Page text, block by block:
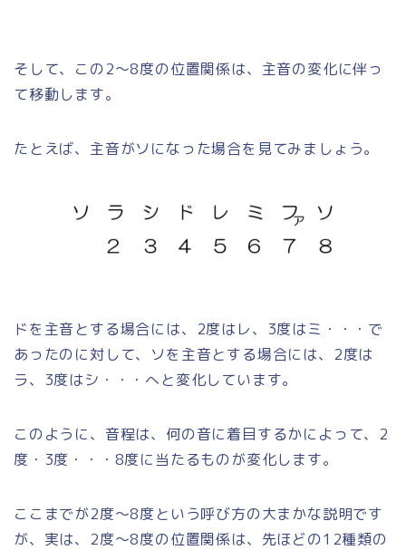
そして、この2～8度の位置関係は、主音の変化に伴っ
て移動します。
たとえば、主音がソになった場合を見てみましょう。
ドを主音とする場合には、2度はレ、3度はミ・・・で
あったのに対して、ソを主音とする場合には、2度は
ラ、3度はシ・・・へと変化しています。
このように、音程は、何の音に着目するかによって、2
度・3度・・・8度に当たるものが変化します。
ここまでが2度～8度という呼び方の大まかな説明です
が、実は、2度～8度の位置関係は、先ほどの12種類の